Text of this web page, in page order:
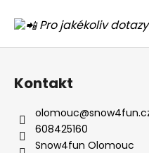
Pro jakékoliv
í
t
?
Z
Kontakt
olomouc@
608425160
Snow4fun Olomouc